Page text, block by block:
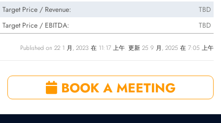
Target Price / Revenue:
TBD
Target Price / EBITDA:
TBD
Published on 22 1 月, 2023 在 11:17 上午. 更新 25 9 月, 2025 在 7:05 上午
BOOK A MEETING